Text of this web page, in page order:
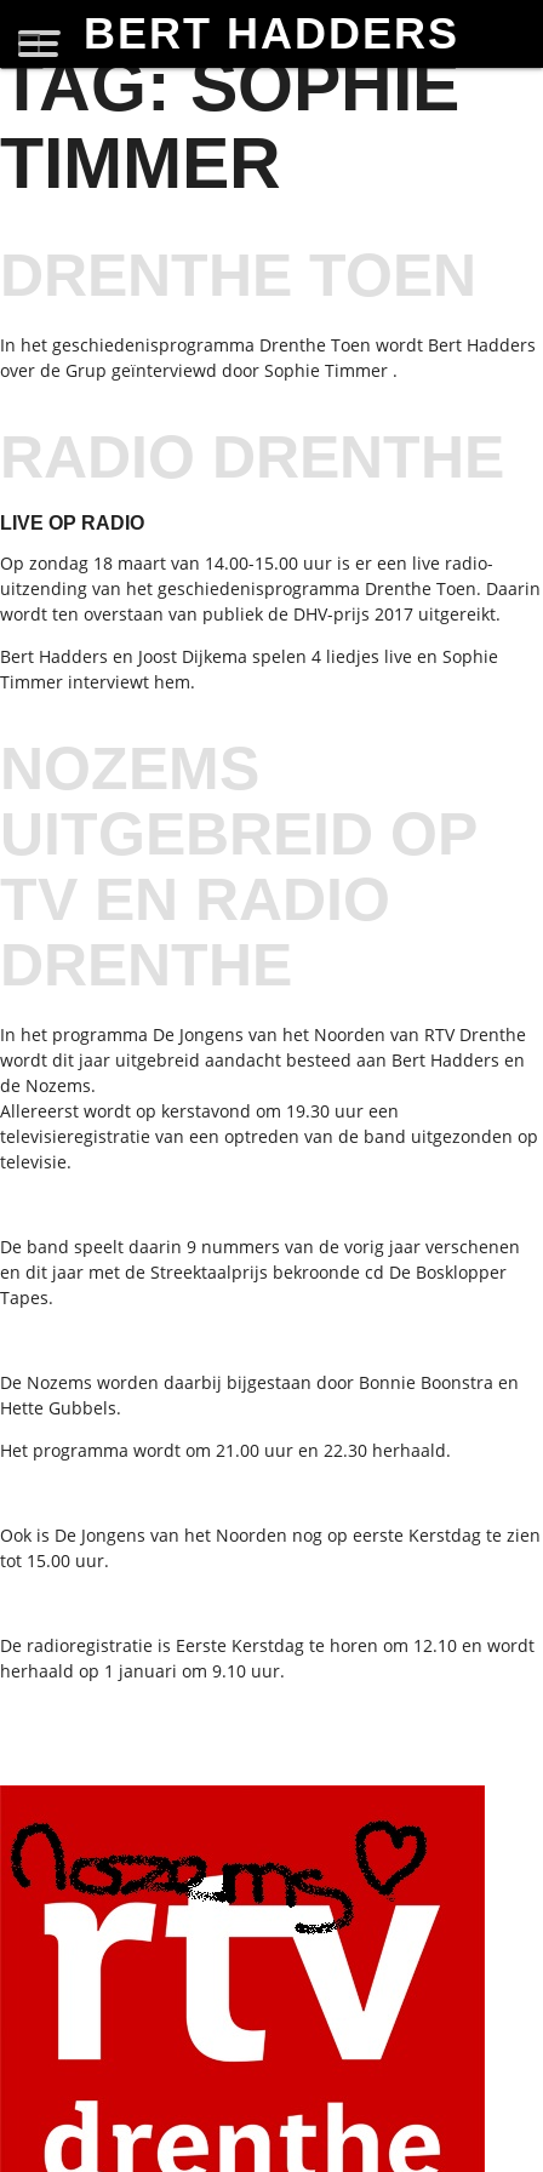
BERT HADDERS
TAG:SOPHIE
TIMMER
DRENTHE TOEN
In het geschiedenisprogramma Drenthe Toen wordt Bert Hadders
over de Grup geïnterviewd door Sophie Timmer .
RADIO DRENTHE
LIVE OP RADIO
Op zondag 18 maart van 14.00-15.00 uur is er een live radio-
uitzending van het geschiedenisprogramma Drenthe Toen. Daarin
wordt ten overstaan van publiek de DHV-prijs 2017 uitgereikt.
Bert Hadders en Joost Dijkema spelen 4 liedjes live en Sophie
Timmer interviewt hem.
NOZEMS
UITGEBREID OP
TV EN RADIO
DRENTHE
In het programma De Jongens van het Noorden van RTV Drenthe
wordt dit jaar uitgebreid aandacht besteed aan Bert Hadders en
de Nozems.
Allereerst wordt op kerstavond om 19.30 uur een
televisieregistratie van een optreden van de band uitgezonden op
televisie.
De band speelt daarin 9 nummers van de vorig jaar verschenen
en dit jaar met de Streektaalprijs bekroonde cd De Bosklopper
Tapes.
De Nozems worden daarbij bijgestaan door Bonnie Boonstra en
Hette Gubbels.
Het programma wordt om 21.00 uur en 22.30 herhaald.
Ook is De Jongens van het Noorden nog op eerste Kerstdag te zien
tot 15.00 uur.
De radioregistratie is Eerste Kerstdag te horen om 12.10 en wordt
herhaald op 1 januari om 9.10 uur.